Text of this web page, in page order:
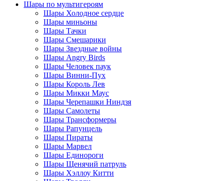
Шары по мультигероям
Шары Холодное сердце
Шары миньоны
Шары Тачки
Шары Смешарики
Шары Звездные войны
Шары Angry Birds
Шары Человек паук
Шары Винни-Пух
Шары Король Лев
Шары Микки Маус
Шары Черепашки Ниндзя
Шары Самолеты
Шары Трансформеры
Шары Рапунцель
Шары Пираты
Шары Марвел
Шары Единороги
Шары Щенячий патруль
Шары Хэллоу Китти